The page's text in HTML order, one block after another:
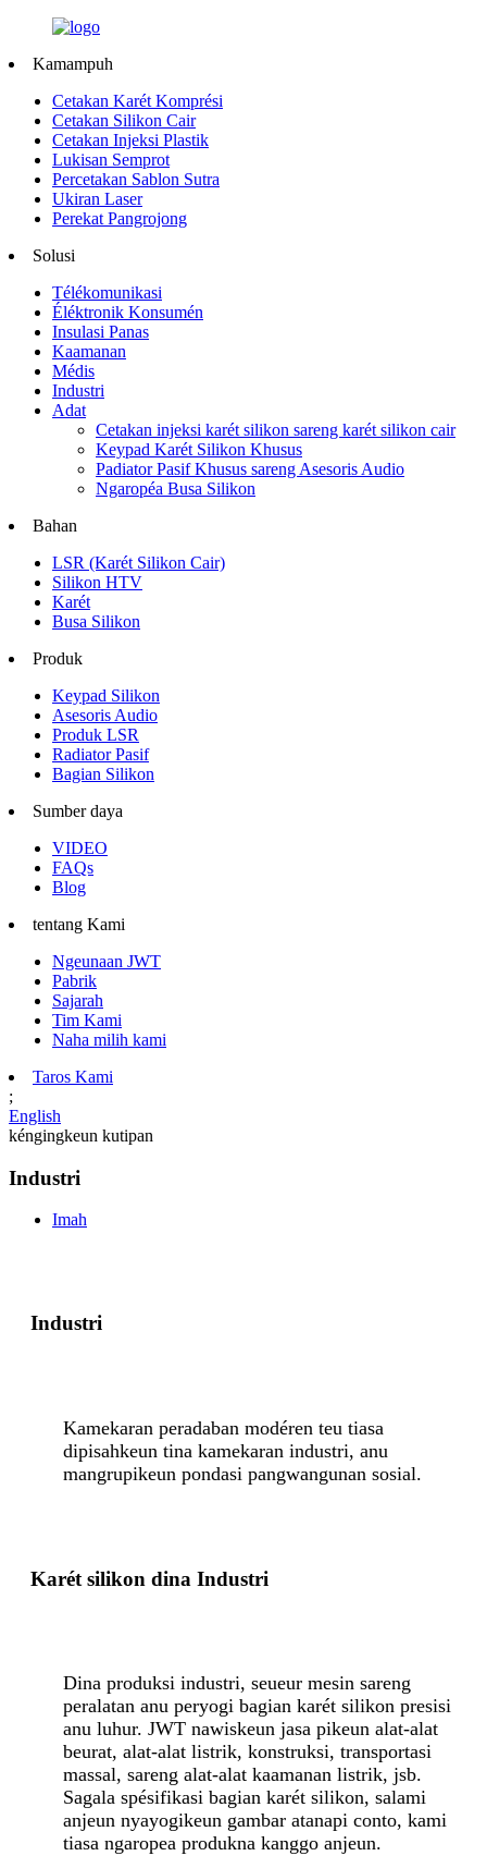
Kamampuh
Cetakan Karét Komprési
Cetakan Silikon Cair
Cetakan Injeksi Plastik
Lukisan Semprot
Percetakan Sablon Sutra
Ukiran Laser
Perekat Pangrojong
Solusi
Télékomunikasi
Éléktronik Konsumén
Insulasi Panas
Kaamanan
Médis
Industri
Adat
Cetakan injeksi karét silikon sareng karét silikon cair
Keypad Karét Silikon Khusus
Padiator Pasif Khusus sareng Asesoris Audio
Ngaropéa Busa Silikon
Bahan
LSR (Karét Silikon Cair)
Silikon HTV
Karét
Busa Silikon
Produk
Keypad Silikon
Asesoris Audio
Produk LSR
Radiator Pasif
Bagian Silikon
Sumber daya
VIDEO
FAQs
Blog
tentang Kami
Ngeunaan JWT
Pabrik
Sajarah
Tim Kami
Naha milih kami
Taros Kami
;
English
kéngingkeun kutipan
Industri
Imah
Industri
Kamekaran peradaban modéren teu tiasa
dipisahkeun tina kamekaran industri, anu
mangrupikeun pondasi pangwangunan sosial.
Karét silikon dina Industri
Dina produksi industri, seueur mesin sareng
peralatan anu peryogi bagian karét silikon presisi
anu luhur. JWT nawiskeun jasa pikeun alat-alat
beurat, alat-alat listrik, konstruksi, transportasi
massal, sareng alat-alat kaamanan listrik, jsb.
Sagala spésifikasi bagian karét silikon, salami
anjeun nyayogikeun gambar atanapi conto, kami
tiasa ngaropea produkna kanggo anjeun.